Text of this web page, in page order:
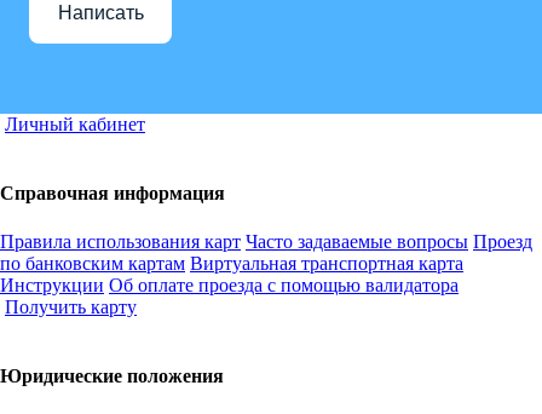
Написать
Личный кабинет
Справочная информация
Правила использования карт Часто задаваемые вопросы Проезд
по банковским картам Виртуальная транспортная карта
Инструкции Об оплате проезда с помощью валидатора
Получить карту
Юридические положения